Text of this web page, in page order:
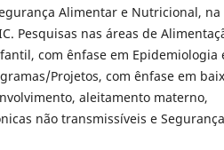
Alimentar e Nutricional,
Pesquisas nas áreas de
com ênfase em Epidemiologia
Projetos, com ênfase em
aleitamento materno,
não transmissíveis e Segurança